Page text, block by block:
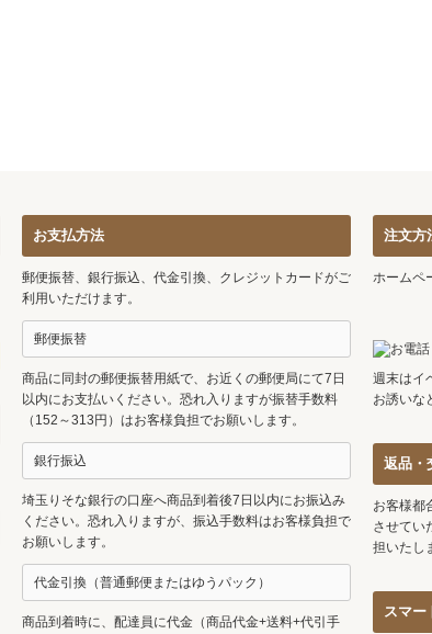
お支払方法
郵便振替、銀行振込、代金引換、クレジットカードがご
利用いただけます。
郵便振替
商品に同封の郵便振替用紙で、お近くの郵便局にて7日
以内にお支払いください。恐れ入りますが振替手数料
（152～313円）はお客様負担でお願いします。
銀行振込
埼玉りそな銀行の口座へ商品到着後7日以内にお振込み
ください。恐れ入りますが、振込手数料はお客様負担で
お願いします。
代金引換（普通郵便またはゆうパック）
商品到着時に、配達員に代金（商品代金+送料+代引手
注文方
ホームペ
週末はイ
お誘いな
返品・
お客様都
させてい
担いたし
スマー